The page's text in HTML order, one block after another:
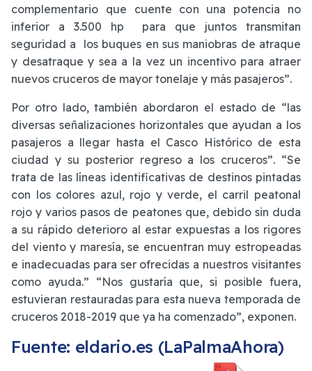
complementario que cuente con una potencia no
inferior a 3.500 hp para que juntos transmitan
seguridad a los buques en sus maniobras de atraque
y desatraque y sea a la vez un incentivo para atraer
nuevos cruceros de mayor tonelaje y más pasajeros”.
Por otro lado, también abordaron el estado de “las
diversas señalizaciones horizontales que ayudan a los
pasajeros a llegar hasta el Casco Histórico de esta
ciudad y su posterior regreso a los cruceros”. “Se
trata de las líneas identificativas de destinos pintadas
con los colores azul, rojo y verde, el carril peatonal
rojo y varios pasos de peatones que, debido sin duda
a su rápido deterioro al estar expuestas a los rigores
del viento y maresía, se encuentran muy estropeadas
e inadecuadas para ser ofrecidas a nuestros visitantes
como ayuda.” “Nos gustaría que, si posible fuera,
estuvieran restauradas para esta nueva temporada de
cruceros 2018-2019 que ya ha comenzado”, exponen.
Fuente: eldario.es (LaPalmaAhora)